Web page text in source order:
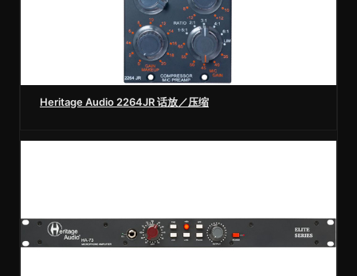
Heritage Audio 2264JR 话放／压缩